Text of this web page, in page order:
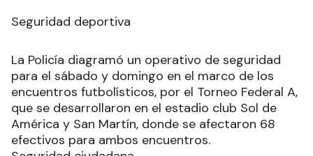
Seguridad deportiva
La Policía diagramó un operativo de seguridad
para el sábado y domingo en el marco de los
encuentros futbolísticos, por el Torneo Federal A,
que se desarrollaron en el estadio club Sol de
América y San Martín, donde se afectaron 68
efectivos para ambos encuentros.